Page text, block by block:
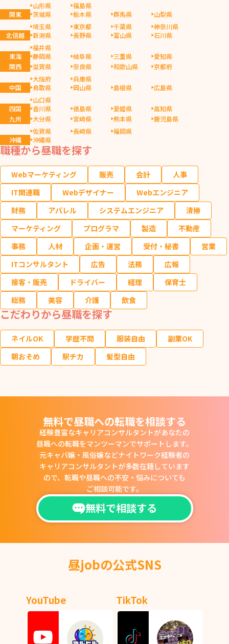
山形県
福島県
関東
茨城県 栃木県 群馬県
山梨県
埼玉県
東京都 千葉県
神奈川県
北信越
新潟県 長野県 富山県
石川県
福井県
東海
静岡県 岐阜県 三重県
愛知県
関西
滋賀県 奈良県 和歌山県
京都府
大阪府
兵庫県
中国
鳥取県 岡山県 島根県
広島県
山口県
四国
香川県 徳島県 愛媛県
高知県
九州
大分県 宮崎県 熊本県
鹿児島県
佐賀県
長崎県
福岡県
沖縄
沖縄県
職種から昼職を探す
Webマーケティング 販売 会計
人事
IT関連職
Webデザイナー
Webエンジニア
財務
アパレル システムエンジニア
清掃
マーケティング
プログラマ 製造
不動産
事務
人材 企画・運営 受付・秘書
営業
ITコンサルタント
広告 法務
広報
接客・販売
ドライバー 経理
保育士
総務
美容 介護 飲食
こだわりから昼職を探す
ネイルOK 学歴不問 服装自由
副業OK
朝おそめ
駅チカ 髪型自由
無料で昼職への転職を相談する
経験豊富なキャリアコンサルタントがあなたの
昼職への転職をマンツーマンでサポートします。
元キャバ嬢・風俗嬢などナイトワーク経験者の
キャリアコンサルタントが多数在籍しています
ので、 転職や昼職への不安・悩みについても
ご相談可能です。
無料で相談する
昼jobの公式SNS
YouTube TikTok